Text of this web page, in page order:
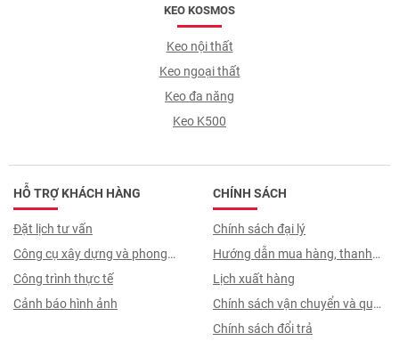
KEO KOSMOS
Keo nội thất
Keo ngoại thất
Keo đa năng
Keo K500
HỖ TRỢ KHÁCH HÀNG
Đặt lịch tư vấn
Công cụ xây dựng và phong
thuỷ
Công trình thực tế
Cảnh báo hình ảnh
CHÍNH SÁCH
Chính sách đại lý
Hướng dẫn mua hàng, thanh
toán, quy trình ký hợp đồng
Lịch xuất hàng
Chính sách vận chuyển và quy
trình giao nhận
Chính sách đổi trả